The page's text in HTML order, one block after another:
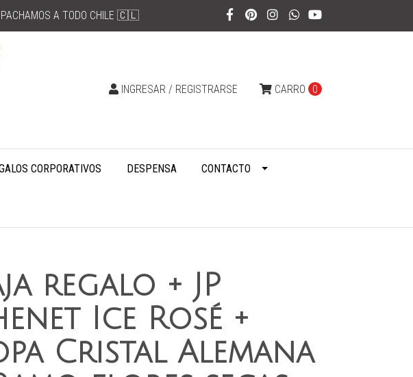
A TODO CHILE 🇨🇱
CARRO 0
INGRESAR / REGISTRARSE
CORPORATIVOS DESPENSA CONTACTO
regalo + JP
Ice Rosé +
Cristal Alemana